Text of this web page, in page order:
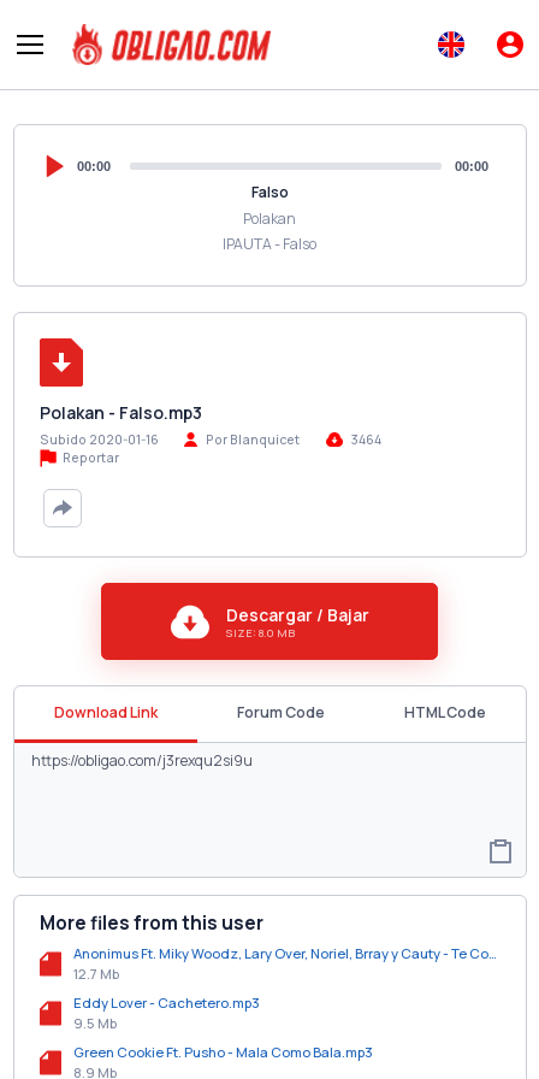
00:00 00:00
Falso
Polakan
IPAUTA - Falso
Polakan - Falso.mp3
Subido 2020-01-16 Por Blanquicet
3464
Reportar
Descargar / Bajar
SIZE: 8.0 MB
Download Link Forum Code HTML Code
More files from this user
Anonimus Ft. Miky Woodz, Lary Over, Noriel, Brray y Cauty - Te Confisco (Remix).mp3
12.7 Mb
Eddy Lover - Cachetero.mp3
9.5 Mb
Green Cookie Ft. Pusho - Mala Como Bala.mp3
8.9 Mb